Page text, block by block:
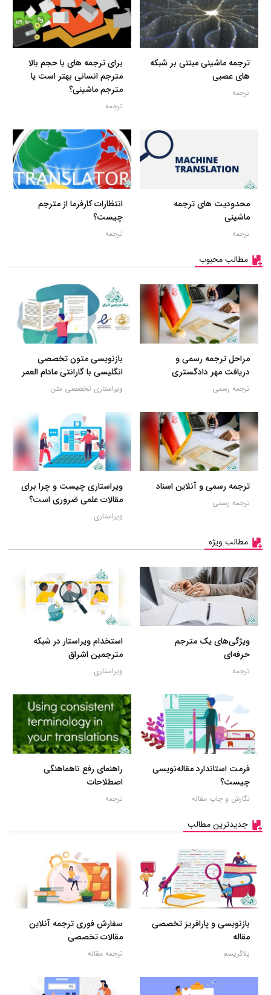
ترجمه ماشینی مبتنی بر شبکه
های عصبی
ترجمه
برای ترجمه های با حجم بالا
مترجم انسانی بهتر است یا
مترجم ماشینی؟
ترجمه
محدودیت های ترجمه
ماشینی
ترجمه
انتظارات کارفرما از مترجم
چیست؟
ترجمه
مطالب محبوب
مراحل ترجمه رسمی و
دریافت مهر دادگستری
ترجمه رسمی
بازنویسی متون تخصصی
انگلیسی با گارانتی مادام العمر
ویراستاری تخصصی متن
ترجمه رسمی و آنلاین اسناد
ترجمه رسمی
ویراستاری چیست و چرا برای
مقالات علمی ضروری است؟
ویراستاری
مطالب ویژه
ویژگی‌های یک مترجم
حرفه‌ای
ترجمه
استخدام ویراستار در شبکه
مترجمین اشراق
ویراستاری
فرمت استاندارد مقاله‌نویسی
چیست؟
نگارش و چاپ مقاله
راهنمای رفع ناهماهنگی
اصطلاحات
ترجمه
جدیدترین مطالب
بازنویسی و پارافریز تخصصی
مقاله
پلاگریسم
سفارش فوری ترجمه آنلاین
مقالات تخصصی
ترجمه مقاله